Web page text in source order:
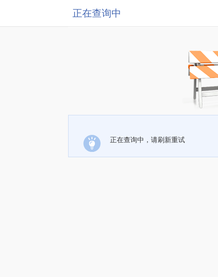
正在查询中
正在查询中，请刷新重试